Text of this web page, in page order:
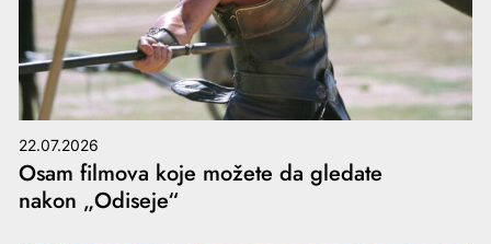
22.07.2026
Osam filmova koje možete da gledate
nakon „Odiseje“